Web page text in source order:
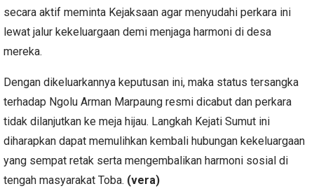
secara aktif meminta Kejaksaan agar menyudahi perkara ini
lewat jalur kekeluargaan demi menjaga harmoni di desa
mereka.
Dengan dikeluarkannya keputusan ini, maka status tersangka
terhadap Ngolu Arman Marpaung resmi dicabut dan perkara
tidak dilanjutkan ke meja hijau. Langkah Kejati Sumut ini
diharapkan dapat memulihkan kembali hubungan kekeluargaan
yang sempat retak serta mengembalikan harmoni sosial di
tengah masyarakat Toba. (vera)